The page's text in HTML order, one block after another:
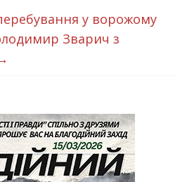
у ворожому
Зварич з